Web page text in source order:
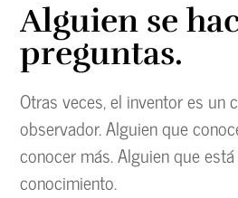
Alguien se
preguntas.
Otras veces, el inventor es un
observador. Alguien que
conocer más. Alguien que
conocimiento.